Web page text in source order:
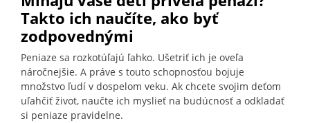
Takto ich naučíte, ako byť
zodpovednými
Peniaze sa rozkotúľajú ľahko. Ušetriť ich je oveľa
náročnejšie. A práve s touto schopnosťou bojuje
množstvo ľudí v dospelom veku. Ak chcete svojim deťom
uľahčiť život, naučte ich myslieť na budúcnosť a odkladať
si peniaze pravidelne.